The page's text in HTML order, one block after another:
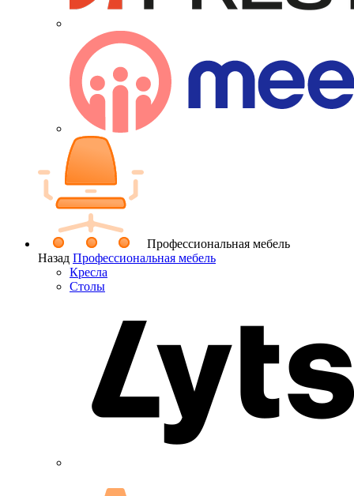
Профессиональная мебель
Назад Профессиональная мебель
Кресла
Столы